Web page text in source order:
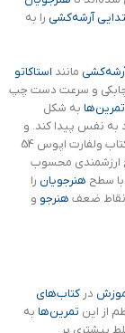
آرشه‌کشی را به
مانند استاکاتو
و سرعت دست چپ
تمرین‌ها به شکل
به نفس پیدا کند. و
داشته باشد. کتاب ولفارت اپوس 54
ارزشمندی محسوب
سطح هنرجویان را
نقاط ضعف هنرجو و
در کتاب‌های
از این تمرین‌ها به
بیشتری بر